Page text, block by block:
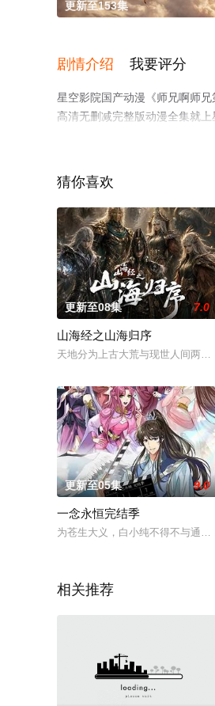
更新至153集
剧情介绍 我要评分
星空影院国产动漫《师兄啊师
高清无删减完整版动漫全集就
猜你喜欢
更新至08集 7.0
山海经之山海归序
天地分为上古大荒与现世人间两
更新至05集 9.0
​一念永恒完结季​
为苍生大义，白小纯不得不与通
相关推荐